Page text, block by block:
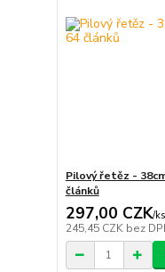
Pilový řetěz -
článků
297,00 CZK/ks
245,45 CZK bez